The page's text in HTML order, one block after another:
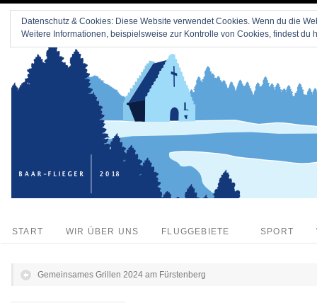
START WIR ÜBER UNS FLUGGEBIETE SPORT
Gemeinsames Grillen 2024 am Fürstenberg
Datenschutz & Cookies: Diese Website verwendet Cookies. Wenn du die
Weitere Informationen, beispielsweise zur Kontrolle von Cookies, findest du